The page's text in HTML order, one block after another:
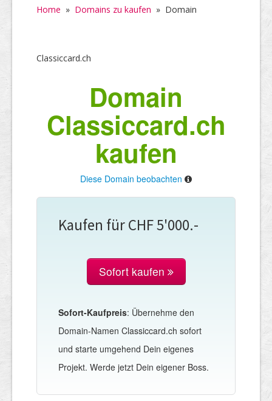
Home » Domains zu kaufen » Domain
Classiccard.ch
Domain
Classiccard.ch
kaufen
Diese Domain beobachten
Kaufen für CHF 5'000.-
Sofort kaufen
Sofort-Kaufpreis: Übernehme den
Domain-Namen Classiccard.ch sofort
und starte umgehend Dein eigenes
Projekt. Werde jetzt Dein eigener Boss.